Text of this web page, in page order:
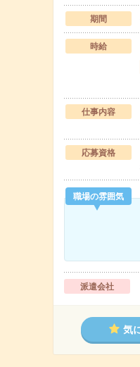
期間
時給
仕事内容
応募資格
職場の雰囲気
派遣会社
気